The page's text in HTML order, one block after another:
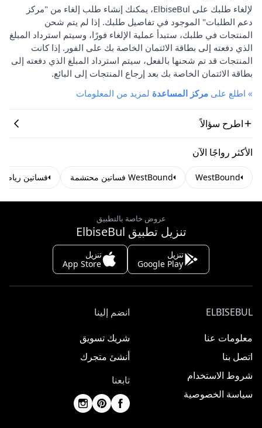
لإلغاء طلبك على ElbiseBul، يمكنك إنشاء طلب إلغاء من "مركز
دعم الطلبات" الموجود في تفاصيل طلبك. إذا لم يتم شحن
المنتجات في طلبك، ستبدأ عملية الإلغاء فورًا، وسيتم استرداد المبلغ
الذي دفعته إلى بطاقة الائتمان الخاصة بك على الفور. إذا كانت
المنتجات قد تم شحنها بالفعل، سيتم استرداد المبلغ الذي دفعته إلى
بطاقة الائتمان الخاصة بك بعد إرجاع المنتجات إلى البائع.
» اطلع على مركز المساعدة لمزيد من المعلومات
اطرح سؤالاً
الأكثر رواجًا الآن
WestBound WestBound فساتين محتشمة فساتين
عروض خاصة بالتطبيق
تنزيل تطبيق ElbiseBul
تنزيل
Google Play
تنزيل
App Store
ELBISEBUL
معلومات عنا
اتصل بنا
شروط الاستخدام
سياسة الخصوصية
انضم إلينا
شريك تسويق
أنشئ متجرك
تابعنا